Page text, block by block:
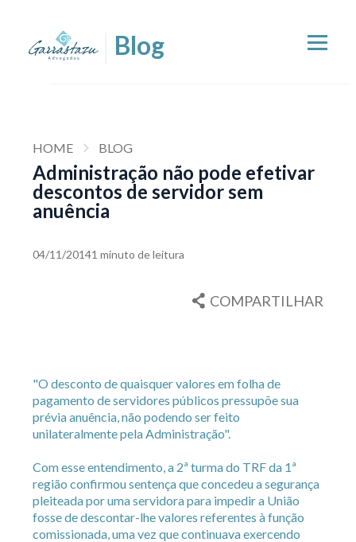
HOME BLOG
Administração não pode efetivar
descontos de servidor sem
anuência
04/11/20141 minuto de leitura
COMPARTILHAR
"O desconto de quaisquer valores em folha de
pagamento de servidores públicos pressupõe sua
prévia anuência, não podendo ser feito
unilateralmente pela Administração".
Com esse entendimento, a 2ª turma do TRF da 1ª
região confirmou sentença que concedeu a segurança
pleiteada por uma servidora para impedir a União
fosse de descontar-lhe valores referentes à função
comissionada, uma vez que continuava exercendo